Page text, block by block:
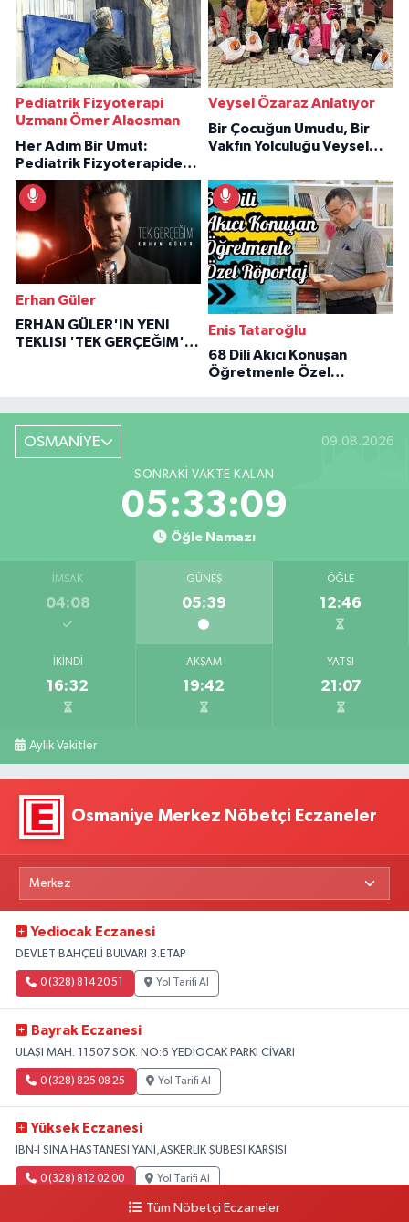
Pediatrik Fizyoterapi
Uzmanı Ömer Alaosman
Her Adım Bir Umut:
Pediatrik Fizyoterapiden
İlham Veren Hikâyeler
Veysel Özaraz Anlatıyor
Bir Çocuğun Umudu, Bir
Vakfın Yolculuğu Veysel
Erhan Güler
ERHAN GÜLER'IN YENI
TEKLISI 'TEK GERÇEĞIM'LE
Enis Tataroğlu
68 Dili Akıcı Konuşan
Öğretmenle Özel
OSMANİYE 09.08.2026
SONRAKI VAKTE KALAN
05:33:08
Öğle Namazı
İMSAK
04:08
GÜNEŞ
05:39
ÖĞLE
12:46
İKINDI
16:32
AKŞAM
19:42
YATSI
21:07
Aylık Vakitler
Osmaniye Merkez Nöbetçi Eczaneler
Yediocak Eczanesi
DEVLET BAHÇELİ BULVARI 3.ETAP
0 (328) 814 20 51 Yol Tarifi Al
Bayrak Eczanesi
ULAŞI MAH. 11507 SOK. NO:6 YEDİOCAK PARKI CİVARI
0 (328) 825 08 25 Yol Tarifi Al
Yüksek Eczanesi
İBN-İ SİNA HASTANESİ YANI,ASKERLİK ŞUBESİ KARŞISI
0 (328) 812 02 00 Yol Tarifi Al
Tüm Nöbetçi Eczaneler